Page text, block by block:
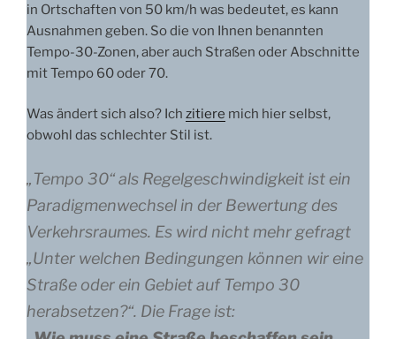
in Ortschaften von 50 km/h was bedeutet, es kann
Ausnahmen geben. So die von Ihnen benannten
Tempo-30-Zonen, aber auch Straßen oder Abschnitte
mit Tempo 60 oder 70.
Was ändert sich also? Ich zitiere mich hier selbst,
obwohl das schlechter Stil ist.
„Tempo 30“ als Regelgeschwindigkeit ist ein
Paradigmenwechsel in der Bewertung des
Verkehrsraumes. Es wird nicht mehr gefragt
„Unter welchen Bedingungen können wir eine
Straße oder ein Gebiet auf Tempo 30
herabsetzen?“. Die Frage ist: